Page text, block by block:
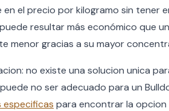
el precio por kilogramo sin tener
resultar más económico que
menor gracias a su mayor
no existe una solucion unica
no ser adecuado para un
especificas para encontrar la opcion